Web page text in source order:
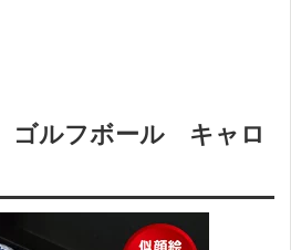
ゴルフボール キャロ